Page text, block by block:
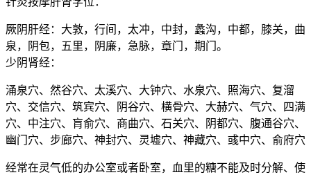
厥阴肝经：大敦，行间，太冲，中封，蠡沟，中都，膝关，曲
泉，阴包，五里，阴廉，急脉，章门，期门。
少阴肾经：
涌泉穴、然谷穴、太溪穴、大钟穴、水泉穴、照海穴、复溜
穴、交信穴、筑宾穴、阴谷穴、横骨穴、大赫穴、气穴、四满
穴、中注穴、肓俞穴、商曲穴、石关穴、阴都穴、腹通谷穴、
幽门穴、步廊穴、神封穴、灵墟穴、神藏穴、彧中穴、俞府穴
经常在灵气低的办公室或者卧室，血里的糖不能及时分解、使